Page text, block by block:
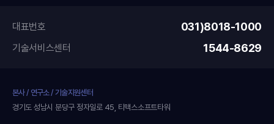
대표번호 031)8018-1000
기술서비스센터 1544-8629
본사 / 연구소 / 기술지원센터
경기도 성남시 분당구 정자일로 45, 티맥스소프트타워